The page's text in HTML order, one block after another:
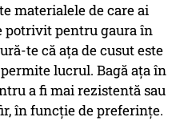
materialele de care ai
potrivit pentru gaura în
te că ața de cusut este
lucrul. Bagă ața în
a fi mai rezistentă sau
în funcție de preferințe.